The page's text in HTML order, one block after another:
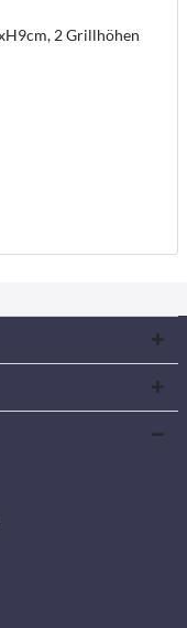
2 Grillhöhen